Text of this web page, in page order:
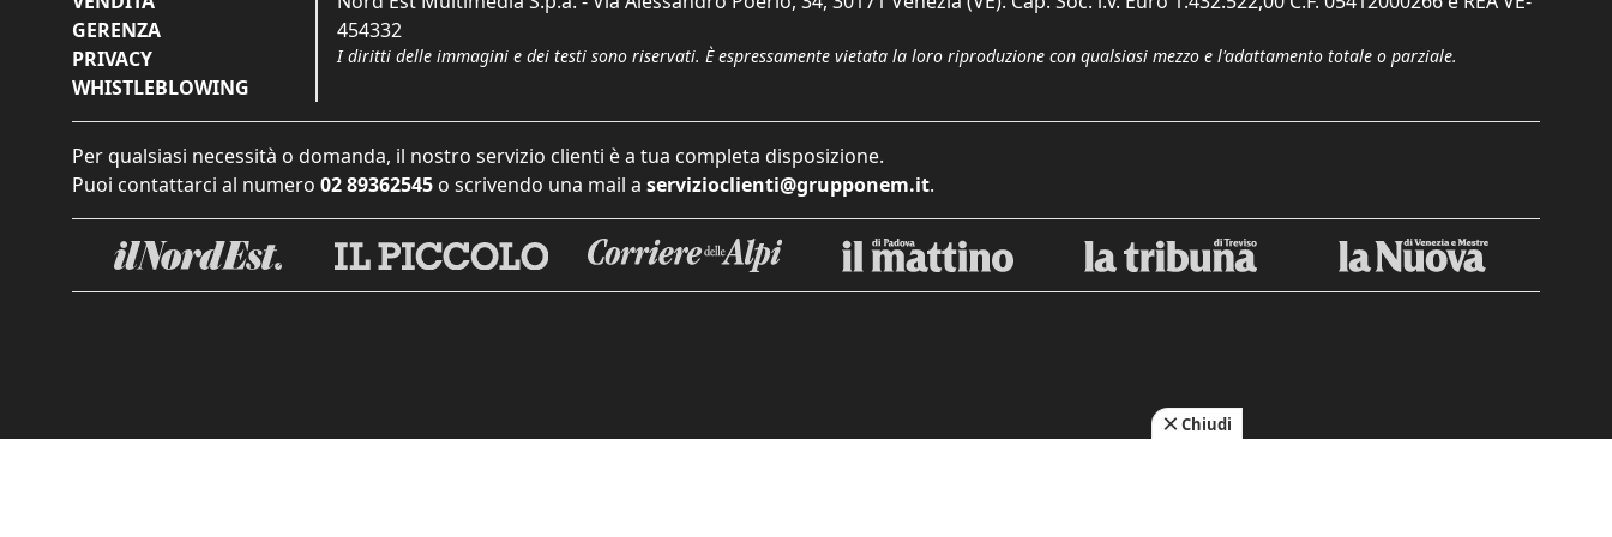
GERENZA
PRIVACY
WHISTLEBLOWING
454332
I diritti delle immagini e dei testi sono riservati. È espressamente vietata la loro riproduzione con qualsiasi mezzo e l'adattamento totale o parziale.
Per qualsiasi necessità o domanda, il nostro servizio clienti è a tua completa disposizione.
Puoi contattarci al numero 02 89362545 o scrivendo una mail a servizioclienti@grupponem.it.
Chiudi